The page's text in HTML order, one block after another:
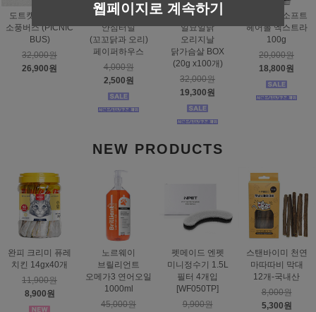
도트캣 스크래처
소풍버스 (PICNIC
BUS)
32,000원
26,900원
스탠바이미
안심터널
(꼬꼬닭과 오리)
페이퍼하우스
4,000원
2,500원
태비토퍼
일묘일닭
오리지날
닭가슴살 BOX
(20g x100개)
32,000원
19,300원
짐펫 몰트소프트
헤어볼 엑스트라
100g
20,000원
18,800원
NEW PRODUCTS
완피 크리미 퓨레
치킨 14gx40개
11,900원
8,900원
노르웨이
브릴리언트
오메가3 연어오일
1000ml
45,000원
펫메이드 엔펫
미니정수기 1.5L
필터 4개입
[WF050TP]
9,900원
스탠바이미 천연
마따따비 막대
12개-국내산
8,000원
5,300원
웹페이지로 계속하기